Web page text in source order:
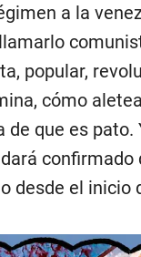
a la
popular,
cómo
de que es
confirmado
desde el inicio